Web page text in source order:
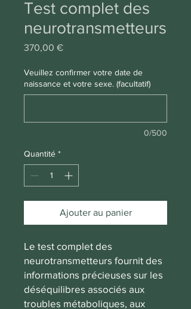
Test complet des
neurotransmetteurs
370,00 €Prix
Veuillez confirmer votre date de
naissance et votre sexe. (facultatif)
0/500
Quantité *
Ajouter au panier
Le test complet des
neurotransmetteurs fournit des
informations précieuses sur les
déséquilibres associés aux
troubles métaboliques, aux